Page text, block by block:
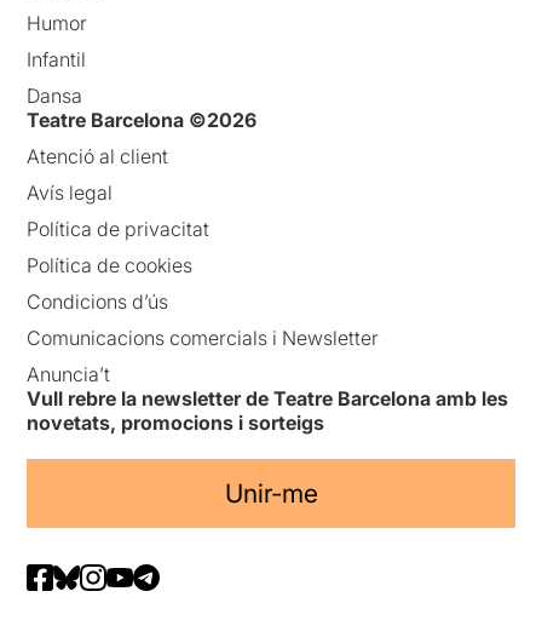
Humor
Infantil
Dansa
Teatre Barcelona ©2026
Atenció al client
Avís legal
Política de privacitat
Política de cookies
Condicions d’ús
Comunicacions comercials i Newsletter
Anuncia’t
Vull rebre la newsletter de Teatre Barcelona amb les
novetats, promocions i sorteigs
Unir-me